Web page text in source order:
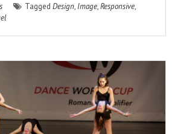
Tagged Design, Image,Responsive,